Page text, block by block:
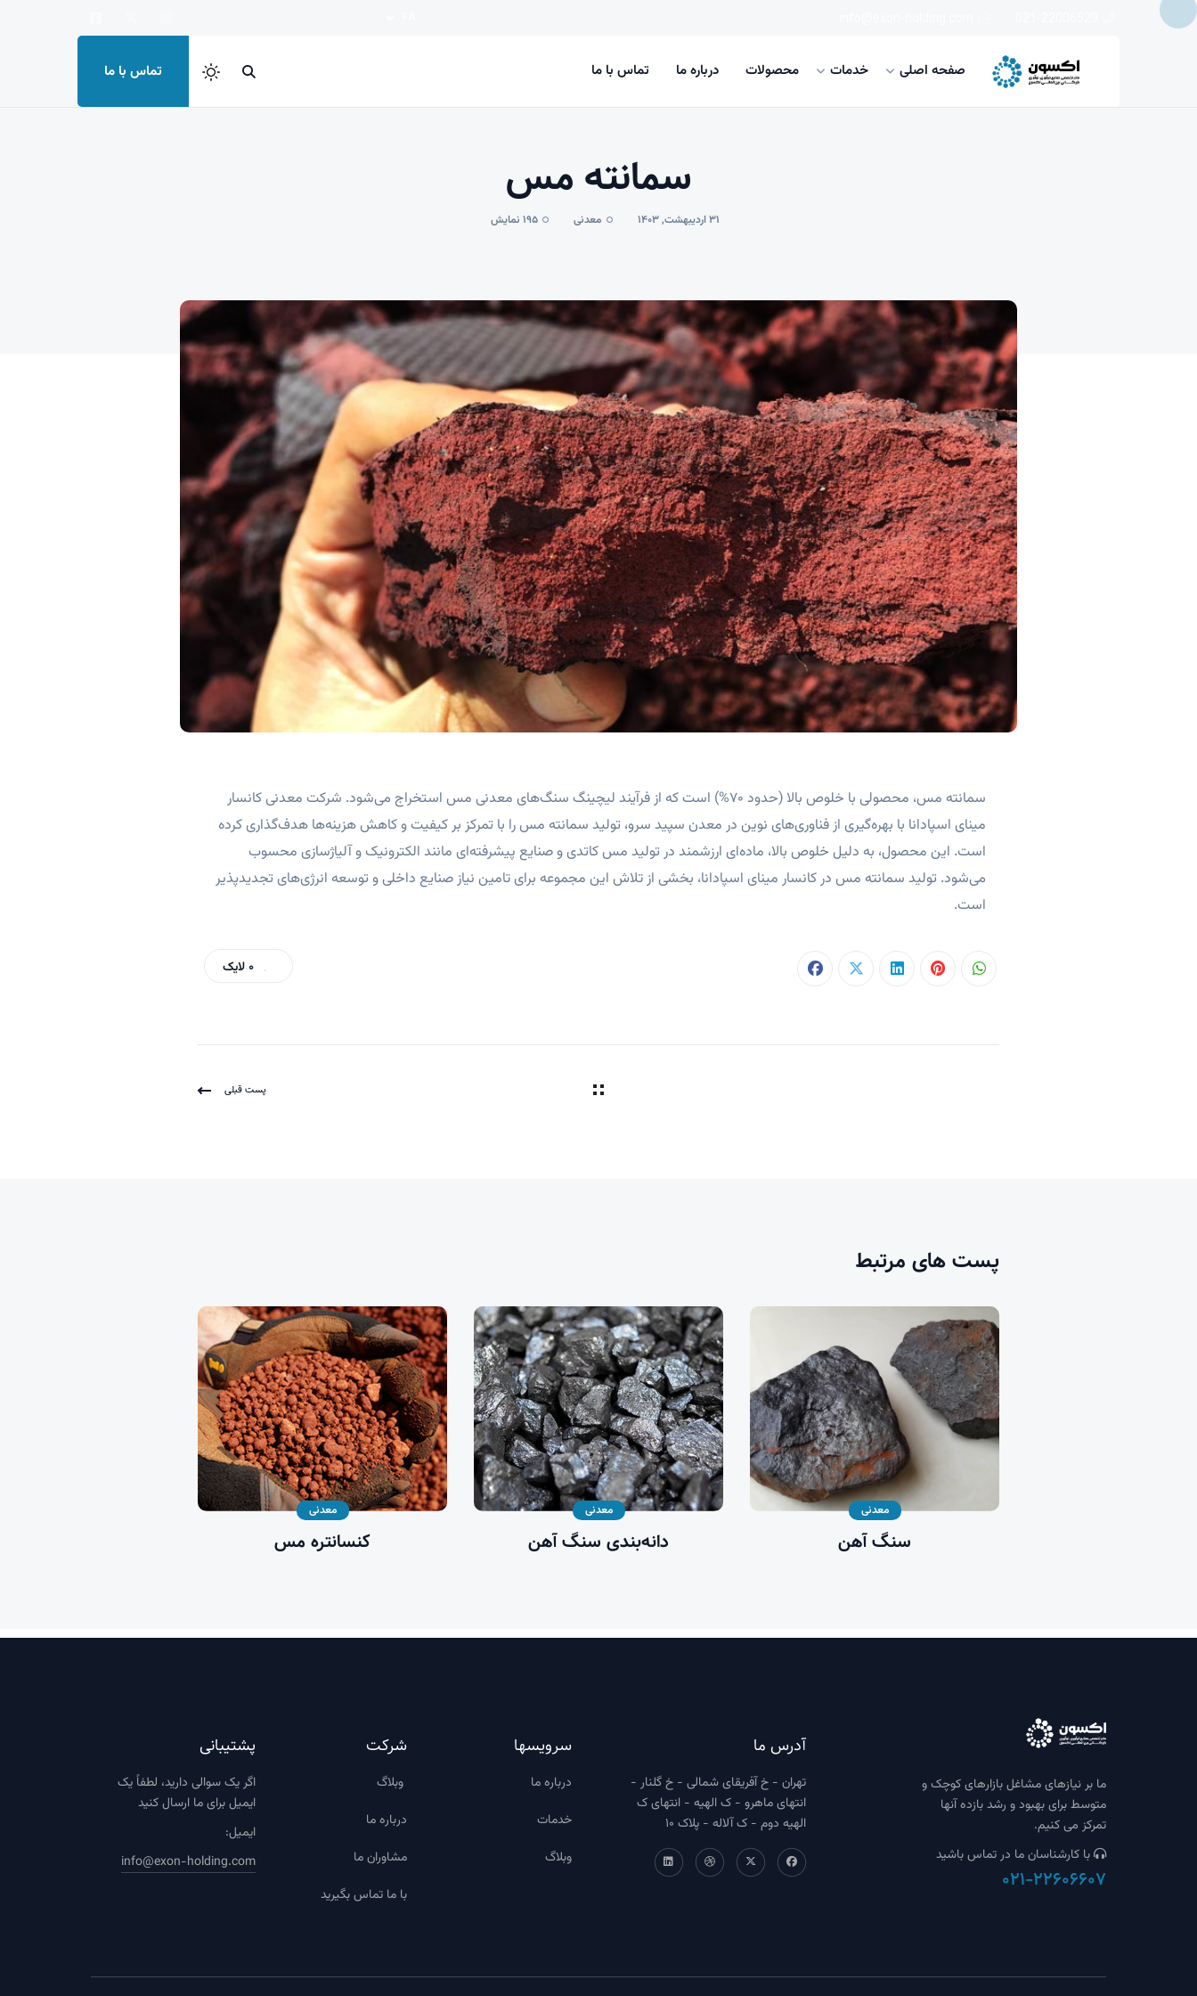
تماس با ما صفحه اصلی خدمات محصولات درباره ما تماس با ما
سمانته مس
31 اردیبهشت, 1403 معدنی 195 نمایش
سمانته مس، محصولی با خلوص بالا (حدود 70%) است که از فرآیند لیچینگ سنگ‌های معدنی مس استخراج می‌شود. شرکت معدنی کانسار
مینای اسپادانا با بهره‌گیری از فناوری‌های نوین در معدن سپید سرو، تولید سمانته مس را با تمرکز بر کیفیت و کاهش هزینه‌ها هدف‌گذاری کرده
است. این محصول، به دلیل خلوص بالا، ماده‌ای ارزشمند در تولید مس کاتدی و صنایع پیشرفته‌ای مانند الکترونیک و آلیاژسازی محسوب
می‌شود. تولید سمانته مس در کانسار مینای اسپادانا، بخشی از تلاش این مجموعه برای تامین نیاز صنایع داخلی و توسعه انرژی‌های تجدیدپذیر
است.
0لایک
پست قبلی
پست های مرتبط
معدنی
سنگ آهن
معدنی
دانه‌بندی سنگ آهن
معدنی
کنسانتره مس
ما بر نیازهای مشاغل بازارهای کوچک و
متوسط ​​برای بهبود و رشد بازده آنها
تمرکز می کنیم.
با کارشناسان ما در تماس باشید
021-22606607
آدرس ما
تهران - خ آفریقای شمالی - خ گلنار -
انتهای ماهرو - ک الهیه - انتهای ک
الهیه دوم - ک آلاله - پلاک 10
سرویسها
درباره ما
خدمات
وبلاگ
شرکت
وبلاگ
درباره ما
مشاوران ما
با ما تماس بگیرید
پشتیبانی
اگر یک سوالی دارید، لطفاً یک
ایمیل برای ما ارسال کنید
ایمیل:
info@exon-holding.com